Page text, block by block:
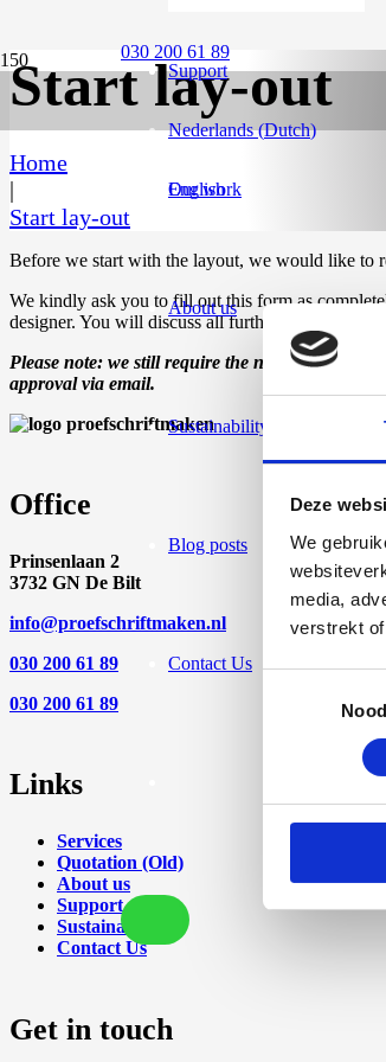
Deze
We
media,
verstrekt
030 200 61 89
Nederlands(Dutch)
English
Support
Our work
About us
Sustainability
Blog posts
Contact Us
Start lay-out
Home
|
Start lay-out
Before we start with the layout, we would like to
We kindly ask you to fill out this form as
designer. You will discuss all further details for the
Please note: we still require the necessary files
approval via email.
Office
Prinsenlaan 2
3732 GN De Bilt
info@proefschriftmaken.nl
030 200 61 89
030 200 61 89
Links
Services
Quotation (Old)
About us
Support
Sustainability
Contact Us
Get in touch